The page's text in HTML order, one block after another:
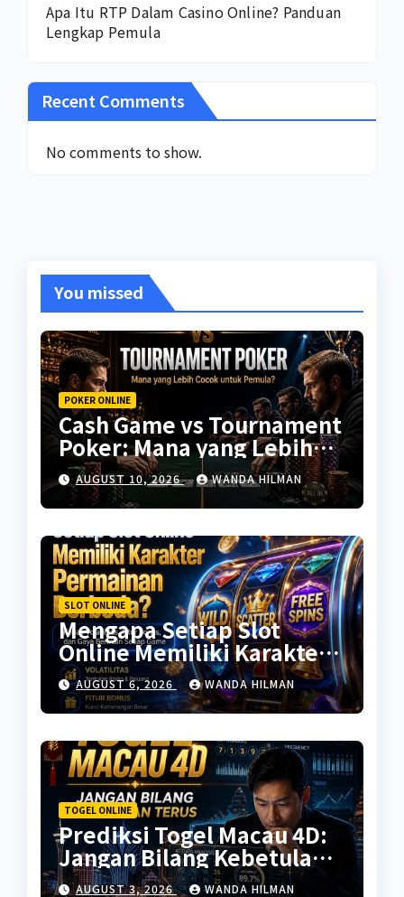
Apa Itu RTP Dalam Casino Online? Panduan
Lengkap Pemula
Recent Comments
No comments to show.
You missed
POKER ONLINE
Cash Game vs Tournament
Poker: Mana yang Lebih
Cocok untuk Pemula?
AUGUST 10, 2026 WANDA HILMAN
SLOT ONLINE
Mengapa Setiap Slot
Online Memiliki Karakter
Permainan Berbeda?
AUGUST 6, 2026 WANDA HILMAN
TOGEL ONLINE
Prediksi Togel Macau 4D:
Jangan Bilang Kebetulan
Terus
AUGUST 3, 2026 WANDA HILMAN